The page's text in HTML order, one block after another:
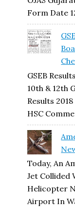
Form Date
GSEB
10th & 12th
Results
HSC
Today, An
Jet Collided
Helicopter
Airport In